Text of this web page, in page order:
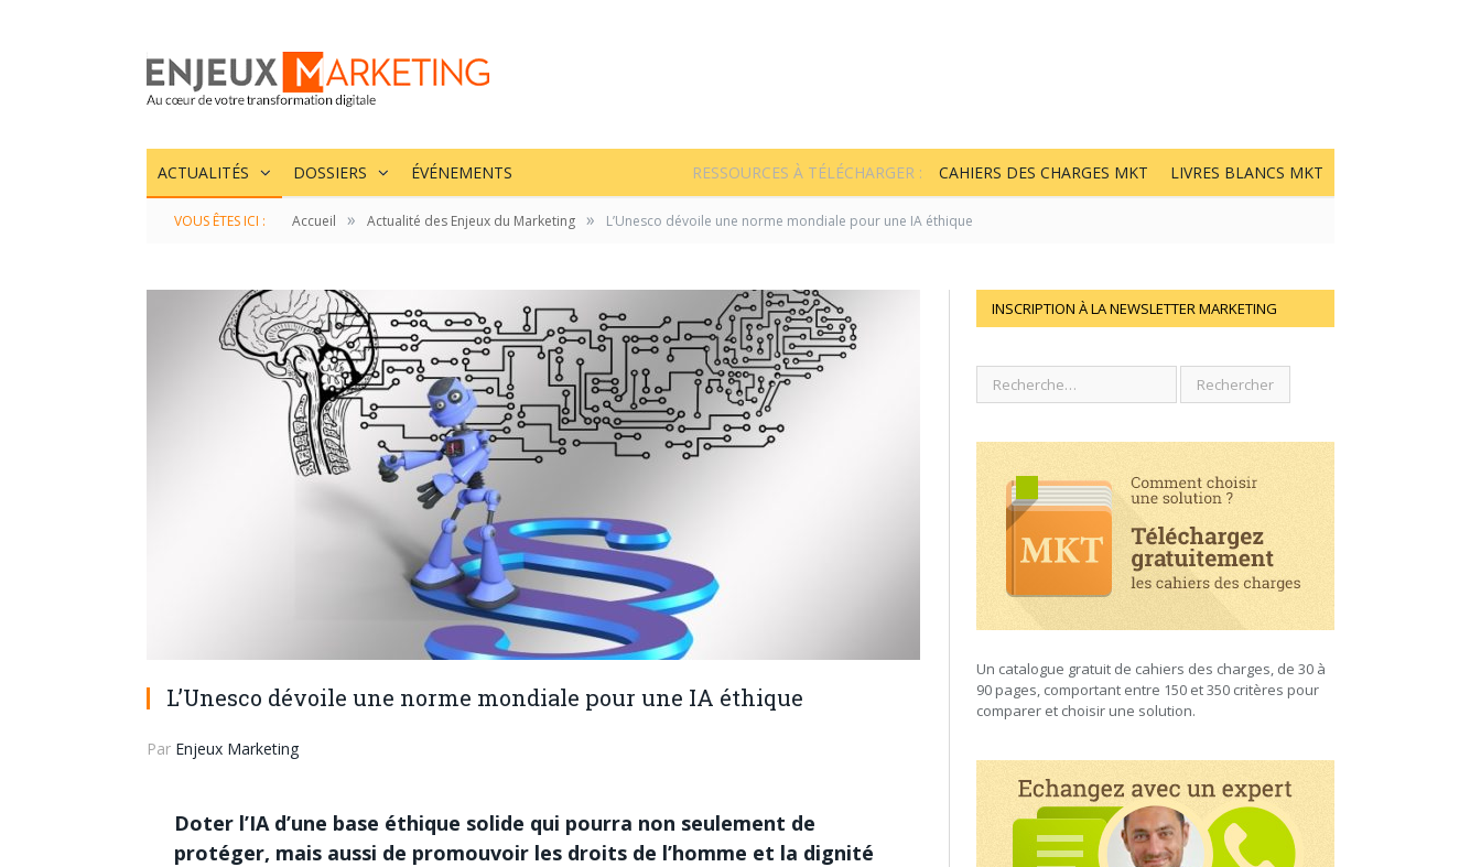
ACTUALITÉS DOSSIERS ÉVÉNEMENTS LIVRES BLANCS MKT
CAHIERS DES CHARGES MKT
RESSOURCES À TÉLÉCHARGER :
VOUS ÊTES ICI : Accueil » Actualité des Enjeux du Marketing » L’Unesco dévoile une norme mondiale pour une IA éthique
L’Unesco dévoile une norme mondiale pour une IA éthique
Par Enjeux Marketing
Doter l’IA d’une base éthique solide qui pourra non seulement de
protéger, mais aussi de promouvoir les droits de l’homme et la dignité
INSCRIPTION À LA NEWSLETTER MARKETING
Un catalogue gratuit de cahiers des charges, de 30 à
90 pages, comportant entre 150 et 350 critères pour
comparer et choisir une solution.